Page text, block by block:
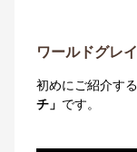
ワールドグレ
初めにご紹介す
チ」 です。